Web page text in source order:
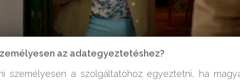
az adategyeztetéshez?
személyesen a szolgáltatóhoz egyeztetni, ha